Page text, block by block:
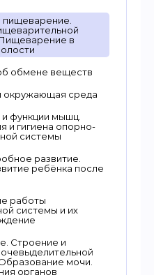
пищеварение.
в
обмене веществ
окружающая среда
функции мышц.
и гигиена опорно-
системы
развитие.
ребёнка после
работы
системы и их
Строение и
мочи.
органов